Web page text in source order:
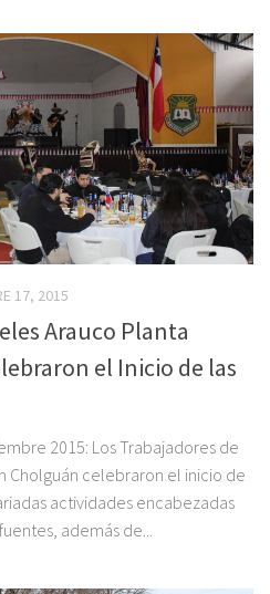
17, 2015
Arauco Planta
el Inicio de las
2015: Los Trabajadores de
Cholguán celebraron el inicio de
actividades encabezadas
además de...